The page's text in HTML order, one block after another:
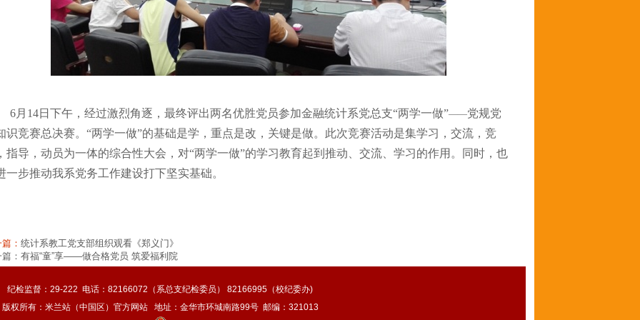
6月 14日下午，经过激烈角逐，最终评出两名优胜党员参加金融统计系党总支“两学一做”——党规党
识竞赛总决赛。 “两学一做”的基础是学，重点是改，关键是做。此次竞赛活动是集学习，交流，竞
指导，动员为一体的综合性大会，对“两学一做”的学习教育起到推动、交流、学习的作用。同时，也
一步推动我系党务工作建设打下坚实基础。
篇： 统计系教工党支部组织观看《郑义门》
： 有福“童”享——做合格党员 筑爱福利院
纪检监督：29-222 电话：82166072（系总支纪检委员） 82166995（校纪委办)
版权所有：米兰站（中国区）官方网站 地址：金华市环城南路99号 邮编：321013